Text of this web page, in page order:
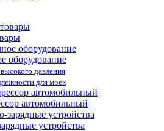
оборудование
давления
для моек
автомобильный
устройства